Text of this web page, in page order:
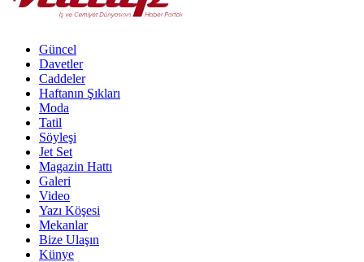
Güncel
Davetler
Caddeler
Haftanın Şıkları
Moda
Tatil
Söyleşi
Jet Set
Magazin Hattı
Galeri
Video
Yazı Köşesi
Mekanlar
Bize Ulaşın
Künye